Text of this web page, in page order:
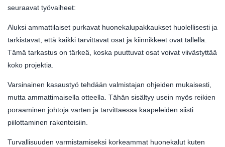
seuraavat työvaiheet:
Aluksi ammattilaiset purkavat huonekalupakkaukset huolellisesti ja
tarkistavat, että kaikki tarvittavat osat ja kiinnikkeet ovat tallella.
Tämä tarkastus on tärkeä, koska puuttuvat osat voivat viivästyttää
koko projektia.
Varsinainen kasaustyö tehdään valmistajan ohjeiden mukaisesti,
mutta ammattimaisella otteella. Tähän sisältyy usein myös reikien
poraaminen johtoja varten ja tarvittaessa kaapeleiden siisti
piilottaminen rakenteisiin.
Turvallisuuden varmistamiseksi korkeammat huonekalut kuten